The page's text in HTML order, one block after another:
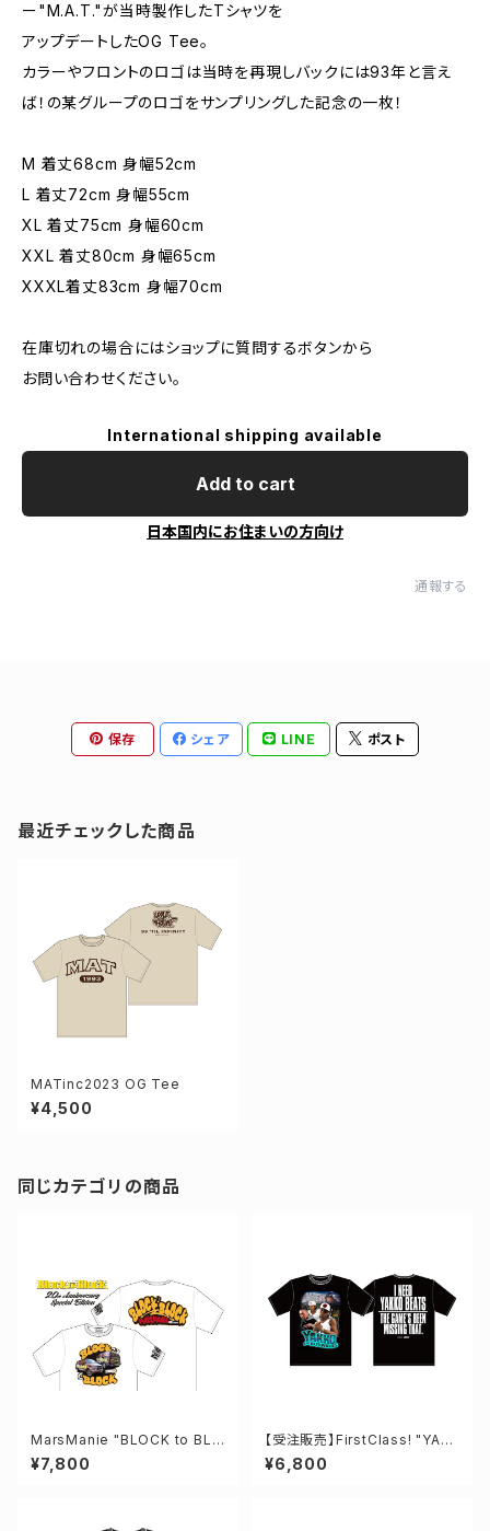
ー"M.A.T."が当時製作したTシャツを
アップデートしたOG Tee。
カラーやフロントのロゴは当時を再現しバックには93年と言え
ば！の某グループのロゴをサンプリングした記念の一枚！
M 着丈68cm 身幅52cm
L 着丈72cm 身幅55cm
XL 着丈75cm 身幅60cm
XXL 着丈80cm 身幅65cm
XXXL着丈83cm 身幅70cm
在庫切れの場合にはショップに質問するボタンから
お問い合わせください。
International shipping available
Add to cart
日本国内にお住まいの方向け
通報する
保存 シェア LINE ポスト
最近チェックした商品
MATinc2023 OG Tee
¥4,500
同じカテゴリの商品
MarsManie "BLOCK to BLO
CK" 20th Tee
¥7,800
【受注販売】FirstClass! "YAK
KO"tee
¥6,800